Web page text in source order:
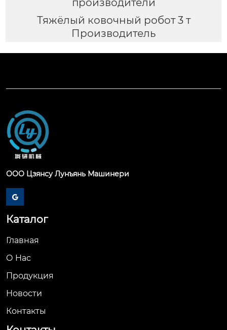
Тяжёлый ковочный робот 3 т
Производитель
ООО Цзянсу Лунъянь Машинери

Каталог
Главная
О Hас
Продукция
Новости
Контакты